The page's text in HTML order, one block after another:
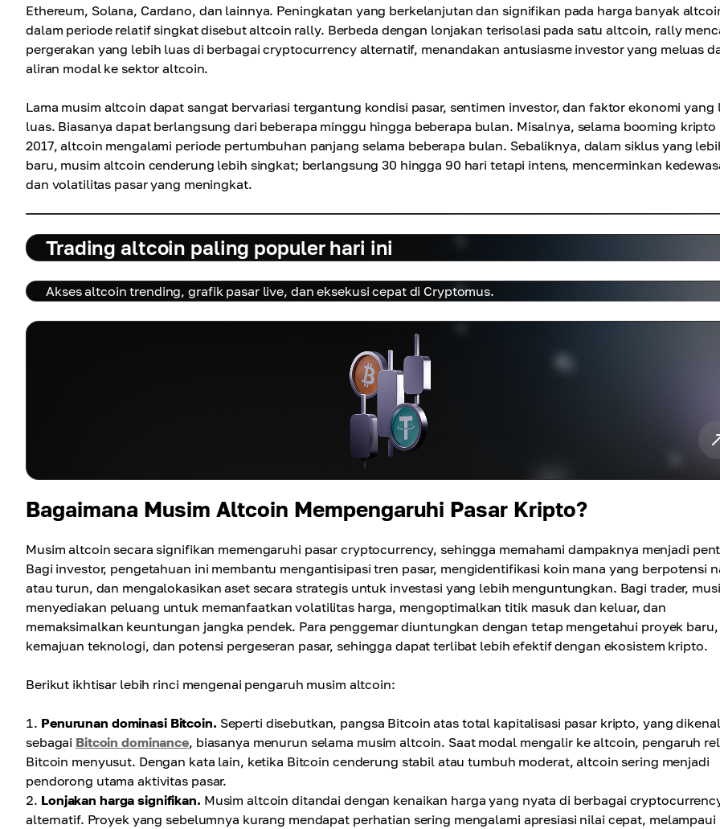
Ethereum, Solana, Cardano, dan lainnya. Peningkatan yang berkelanjutan dan signifikan pada harga banyak
dalam periode relatif singkat disebut altcoin rally. Berbeda dengan lonjakan terisolasi pada satu altcoin, rally
pergerakan yang lebih luas di berbagai cryptocurrency alternatif, menandakan antusiasme investor yang meluas
aliran modal ke sektor altcoin.
Lama musim altcoin dapat sangat bervariasi tergantung kondisi pasar, sentimen investor, dan faktor ekonomi yang
luas. Biasanya dapat berlangsung dari beberapa minggu hingga beberapa bulan. Misalnya, selama booming kripto
2017, altcoin mengalami periode pertumbuhan panjang selama beberapa bulan. Sebaliknya, dalam siklus yang
baru, musim altcoin cenderung lebih singkat; berlangsung 30 hingga 90 hari tetapi intens, mencerminkan
dan volatilitas pasar yang meningkat.
Trading altcoin paling populer hari ini
Akses altcoin trending, grafik pasar live, dan eksekusi cepat di Cryptomus.
Bagaimana Musim Altcoin Mempengaruhi Pasar Kripto?
Musim altcoin secara signifikan memengaruhi pasar cryptocurrency, sehingga memahami dampaknya menjadi
Bagi investor, pengetahuan ini membantu mengantisipasi tren pasar, mengidentifikasi koin mana yang berpotensi
atau turun, dan mengalokasikan aset secara strategis untuk investasi yang lebih menguntungkan. Bagi trader,
menyediakan peluang untuk memanfaatkan volatilitas harga, mengoptimalkan titik masuk dan keluar, dan
memaksimalkan keuntungan jangka pendek. Para penggemar diuntungkan dengan tetap mengetahui proyek baru,
kemajuan teknologi, dan potensi pergeseran pasar, sehingga dapat terlibat lebih efektif dengan ekosistem kripto.
Berikut ikhtisar lebih rinci mengenai pengaruh musim altcoin:
Penurunan dominasi Bitcoin. Seperti disebutkan, pangsa Bitcoin atas total kapitalisasi pasar kripto, yang dikenal
sebagai Bitcoin dominance, biasanya menurun selama musim altcoin. Saat modal mengalir ke altcoin, pengaruh
Bitcoin menyusut. Dengan kata lain, ketika Bitcoin cenderung stabil atau tumbuh moderat, altcoin sering menjadi
pendorong utama aktivitas pasar.
Lonjakan harga signifikan. Musim altcoin ditandai dengan kenaikan harga yang nyata di berbagai
alternatif. Proyek yang sebelumnya kurang mendapat perhatian sering mengalami apresiasi nilai cepat, melampaui